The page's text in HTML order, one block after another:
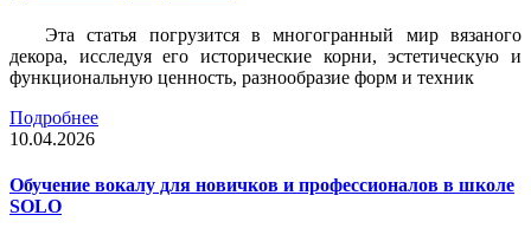
Эта статья погрузится в многогранный мир вязаного
декора, исследуя его исторические корни, эстетическую и
функциональную ценность, разнообразие форм и техник
Подробнее
10.04.2026
Обучение вокалу для новичков и профессионалов в школе
SOLO